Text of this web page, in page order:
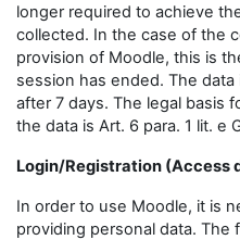
longer required to achieve
collected. In the case of the
provision of Moodle, this is
session has ended. The
after 7 days. The legal basis
the data is Art. 6 para. 1 lit. e
Login/Registration (Access
In order to use Moodle, it is
providing personal data. The